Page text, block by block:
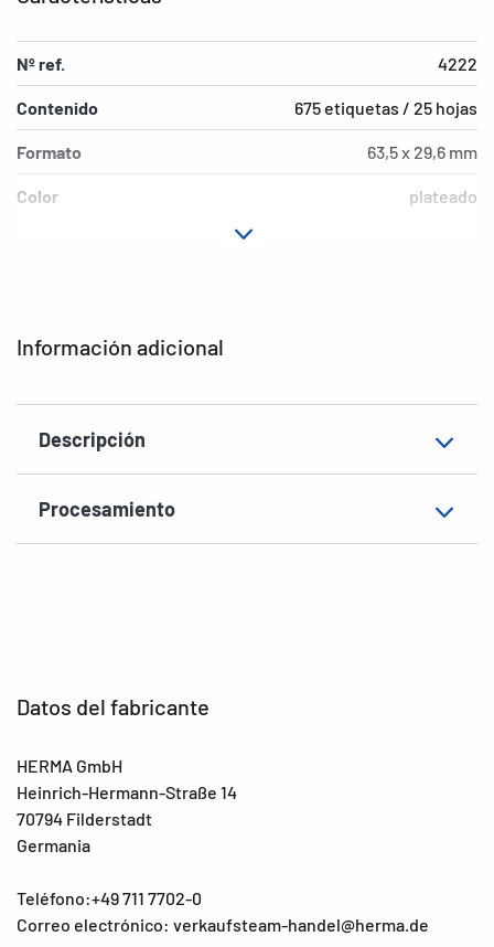
Información adicional
Descripción
Procesamiento
Nº ref. 4222
Contenido 675 etiquetas / 25 hojas
Formato 63,5 x 29,6 mm
Color plateado
Forma de las esquinas
Material Lámina, mate
Característica
adicional
resistente a la inte
EAN 4008705042222
Datos del fabricante
HERMA GmbH
Heinrich-Hermann-Straße 14
70794 Filderstadt
Germania
Teléfono:+49 711 7702-0
Correo electrónico: verkaufsteam-handel@herma.de